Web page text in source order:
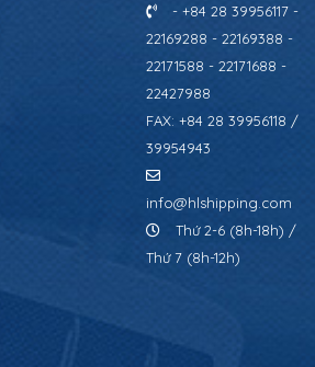
- +84 28 39956117 -
22169288 - 22169388 -
22171588 - 22171688 -
22427988
FAX: +84 28 39956118 /
39954943
info@hlshipping.com
Thứ 2-6 (8h-18h) /
Thứ 7 (8h-12h)